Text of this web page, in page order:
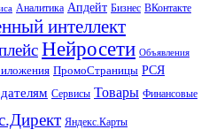
Аналитика Апдейт Бизнес ВКонтакте
интеллект
Нейросети Объявления
ПромоСтраницы РСЯ
Сервисы Товары Финансовые
Яндекс.Карты